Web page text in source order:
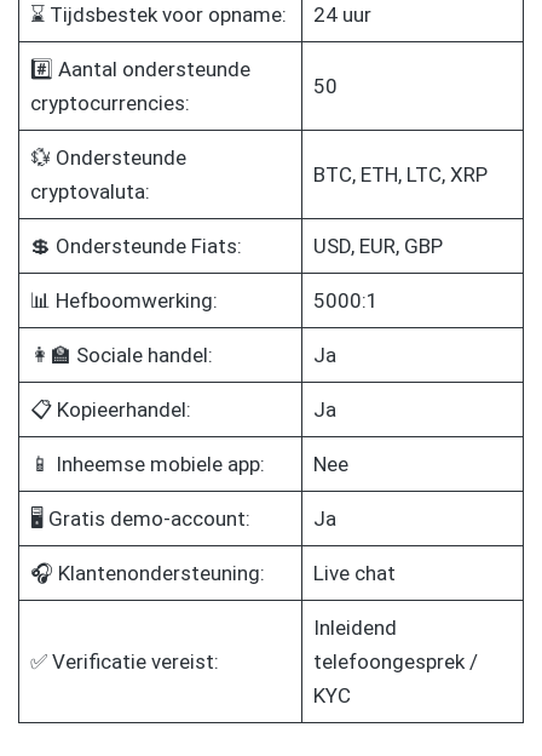
⌛ Tijdsbestek voor opname: 24 uur
#️⃣ Aantal ondersteunde
cryptocurrencies:
50
💱 Ondersteunde
cryptovaluta:
BTC, ETH, LTC, XRP
💲 Ondersteunde Fiats: USD, EUR, GBP
📊 Hefboomwerking: 5000:1
👩‍🏫 Sociale handel: Ja
📋 Kopieerhandel: Ja
📱 Inheemse mobiele app: Nee
🖥️ Gratis demo-account: Ja
🎧 Klantenondersteuning: Live chat
✅ Verificatie vereist:
Inleidend
telefoongesprek /
KYC